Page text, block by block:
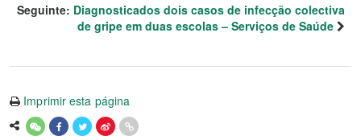
Seguinte: Diagnosticados dois casos de infecção colectiva
de gripe em duas escolas – Serviços de Saúde
Imprimir esta página